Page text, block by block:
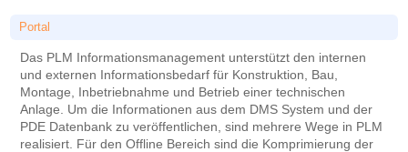
Portal
Das PLM Informationsmanagement unterstützt den internen
und externen Informationsbedarf für Konstruktion, Bau,
Montage, Inbetriebnahme und Betrieb einer technischen
Anlage. Um die Informationen aus dem DMS System und der
PDE Datenbank zu veröffentlichen, sind mehrere Wege in PLM
realisiert. Für den Offline Bereich sind die Komprimierung der